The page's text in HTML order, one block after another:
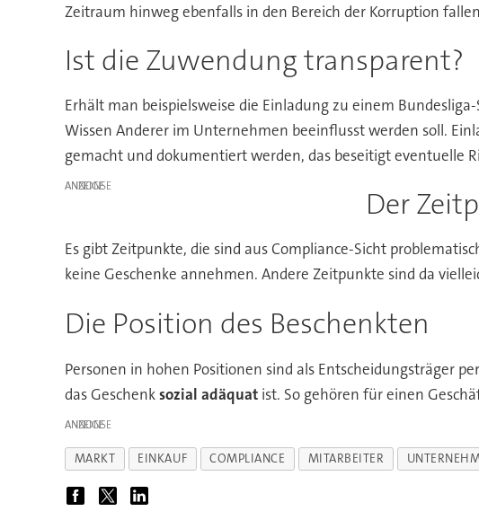
Zeitraum hinweg ebenfalls in den Bereich der Korruption
Ist die Zuwendung transparent?
Erhält man beispielsweise die Einladung zu einem
Wissen Anderer im Unternehmen beeinflusst werden soll.
gemacht und dokumentiert werden, das beseitigt eventuelle
ANZEIGE Der
Es gibt Zeitpunkte, die sind aus Compliance-Sicht
keine Geschenke annehmen. Andere Zeitpunkte sind da
Die Position des Beschenkten
Personen in hohen Positionen sind als Entscheidungsträger
das Geschenksozial adäquatist. So gehören für einen
ANZEIGE
MARKT EINKAUF COMPLIANCE MITARBEITER